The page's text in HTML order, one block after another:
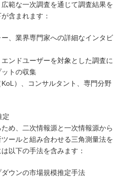
範な一次調査を通じて調査結果を
含まれます：
、業界専門家への詳細なインタビ
ンドユーザーを対象とした調査に
トの収集
）、コンサルタント、専門分野
定
め、二次情報源と一次情報源から
ールと組み合わせる三角測量法を
以下の手法を含みます：
ウンの市場規模推定手法